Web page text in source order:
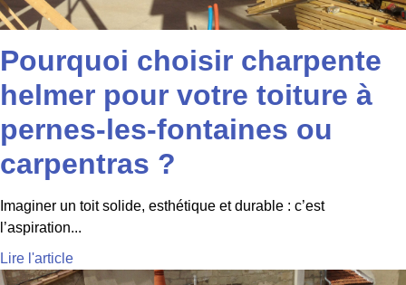
Pourquoi choisir charpente
helmer pour votre toiture à
pernes-les-fontaines ou
carpentras ?
Imaginer un toit solide, esthétique et durable : c’est
l’aspiration...
Lire l'article